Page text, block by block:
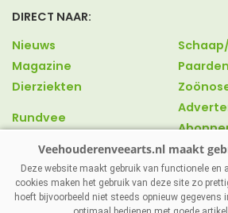
DIRECT NAAR:
Nieuws
Magazine
Dierziekten
Rundvee
Paarden
Over
Contact
Deze website maakt gebruik van functionele en
cookies maken het gebruik van deze site zo
hoeft bijvoorbeeld niet steeds opnieuw gegevens